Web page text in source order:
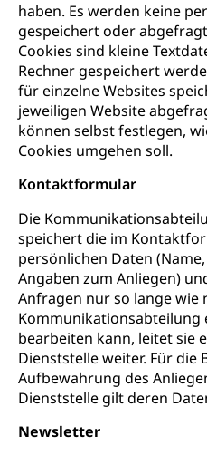
haben. Es werden keine
gespeichert oder
Cookies sind kleine
Rechner gespeichert
für einzelne Websites
jeweiligen Website
können selbst festlegen,
Cookies umgehen soll.
Kontaktformular
Die
speichert die im
persönlichen Daten
Angaben zum Anliegen)
Anfragen nur so lange wie
Kommunikationsabteilung
bearbeiten kann, leitet sie
Dienststelle weiter. Für die
Aufbewahrung des
Dienststelle gilt deren
Newsletter